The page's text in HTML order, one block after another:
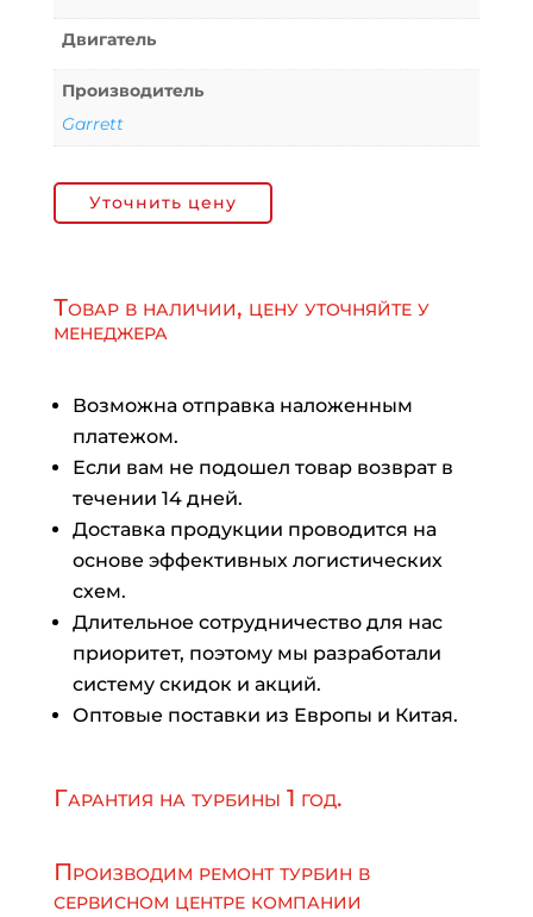
Двигатель
Производитель
Garrett
Уточнить цену
Товар в наличии, цену уточняйте у
менеджера
Возможна отправка наложенным
платежом.
Если вам не подошел товар возврат в
течении 14 дней.
Доставка продукции проводится на
основе эффективных логистических
схем.
Длительное сотрудничество для нас
приоритет, поэтому мы разработали
систему скидок и акций.
Оптовые поставки из Европы и Китая.
Гарантия на турбины 1 год.
Производим ремонт турбин в
сервисном центре компании